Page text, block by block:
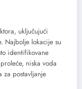
uključujući
Najbolje lokacije su
identifikovane
niska voda
za postavljanje